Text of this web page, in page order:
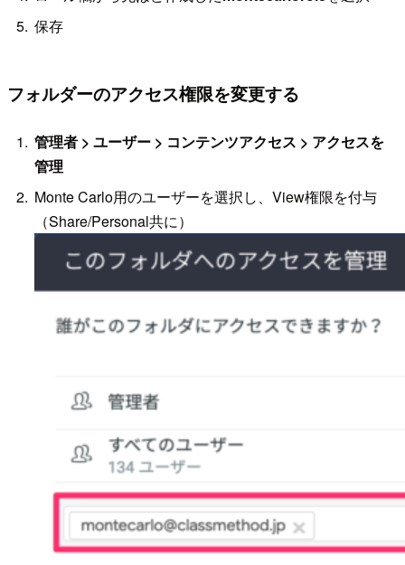
保存
フォルダーのアクセス権限を変更する
管理者 > ユーザー > コンテンツアクセス > アクセスを
管理
Monte Carlo用のユーザーを選択し、View権限を付与
（Share/Personal共に）